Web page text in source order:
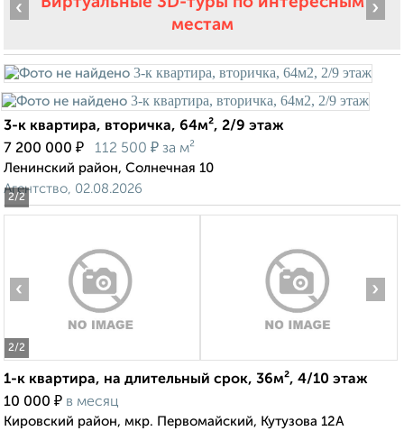
местам
2/2
‹ ›
3-к квартира, вторичка, 64м², 2/9 этаж
7 200 000 ₽ 112 500 ₽ за м²
Ленинский район, Солнечная 10
Агентство, 02.08.2026
2/2
‹ ›
1-к квартира, на длительный срок, 36м², 4/10 этаж
10 000 ₽ в месяц
Кировский район, мкр. Первомайский, Кутузова 12А